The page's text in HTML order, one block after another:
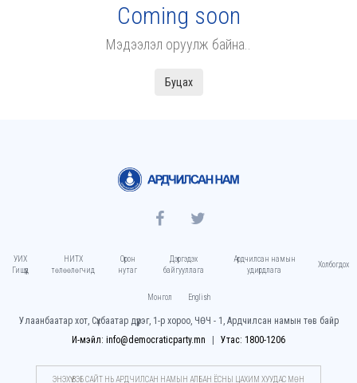
Coming soon
Мэдээлэл оруулж байна..
Буцах
УИХ
Гишүүд
НИТХ
төлөөлөгчид
Орон
нутаг
Дэргэдэх
байгууллага
Ардчилсан намын
удирдлага
Холбогдох
Монгол English
Улаанбаатар хот, Сүхбаатар дүүрэг, 1-р хороо, ЧӨЧ - 1, Ардчилсан намын төв байр
И-мэйл: info@democraticparty.mn
Утас: 1800-1206
ЭНЭХҮҮ ВЭБ САЙТ НЬ АРДЧИЛСАН НАМЫН АЛБАН ЁСНЫ ЦАХИМ ХУУДАC МӨН